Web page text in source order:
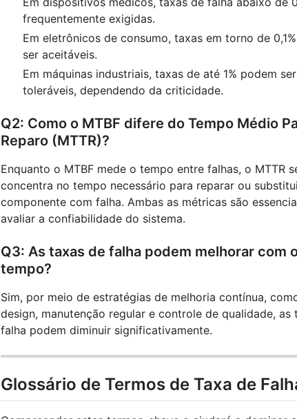
frequentemente exigidas.
Em eletrônicos de consumo, taxas em torno de
ser aceitáveis.
Em máquinas industriais, taxas de até 1% podem ser
toleráveis, dependendo da criticidade.
Q2: Como o MTBF difere do Tempo Médio
Reparo (MTTR)?
Enquanto o MTBF mede o tempo entre falhas, o MTTR
concentra no tempo necessário para reparar ou
componente com falha. Ambas as métricas são
avaliar a confiabilidade do sistema.
Q3: As taxas de falha podem melhorar com
tempo?
Sim, por meio de estratégias de melhoria contínua,
design, manutenção regular e controle de qualidade, as
falha podem diminuir significativamente.
Glossário de Termos de Taxa de